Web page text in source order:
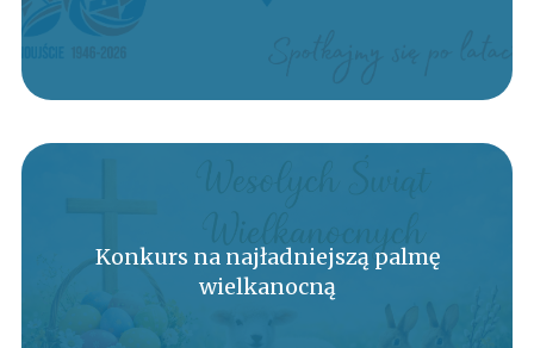
Konkurs na najładniejszą palmę
wielkanocną